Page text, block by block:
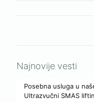
Najnovije vesti
Posebna usluga u
Ultrazvučni SMAS